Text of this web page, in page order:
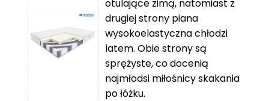
839 zł
do
670 zł
otulające zimą, natomiast z
drugiej strony piana
wysokoelastyczna chłodzi
latem. Obie strony są
sprężyste, co docenią
najmłodsi miłośnicy skakania
po łóżku.